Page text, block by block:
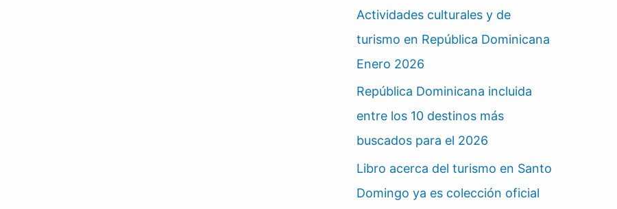
Actividades culturales y de
turismo en República Dominicana
Enero 2026
República Dominicana incluida
entre los 10 destinos más
buscados para el 2026
Libro acerca del turismo en Santo
Domingo ya es colección oficial